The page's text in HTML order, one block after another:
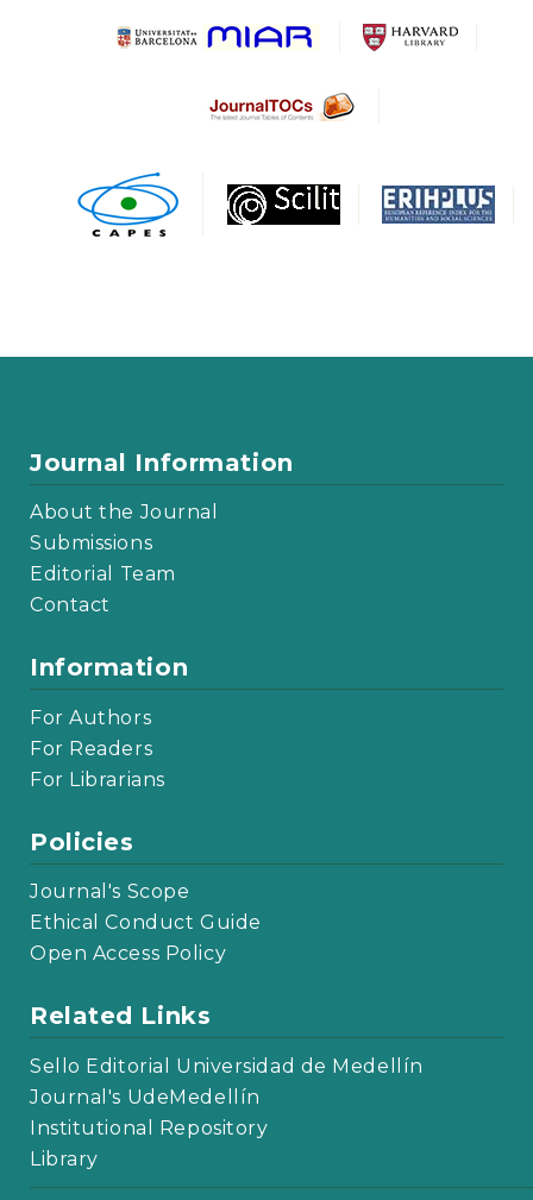
Journal Information
About the Journal
Submissions
Editorial Team
Contact
Information
For Authors
For Readers
For Librarians
Policies
Journal's Scope
Ethical Conduct Guide
Open Access Policy
Related Links
Sello Editorial Universidad de Medellín
Journal's UdeMedellín
Institutional Repository
Library